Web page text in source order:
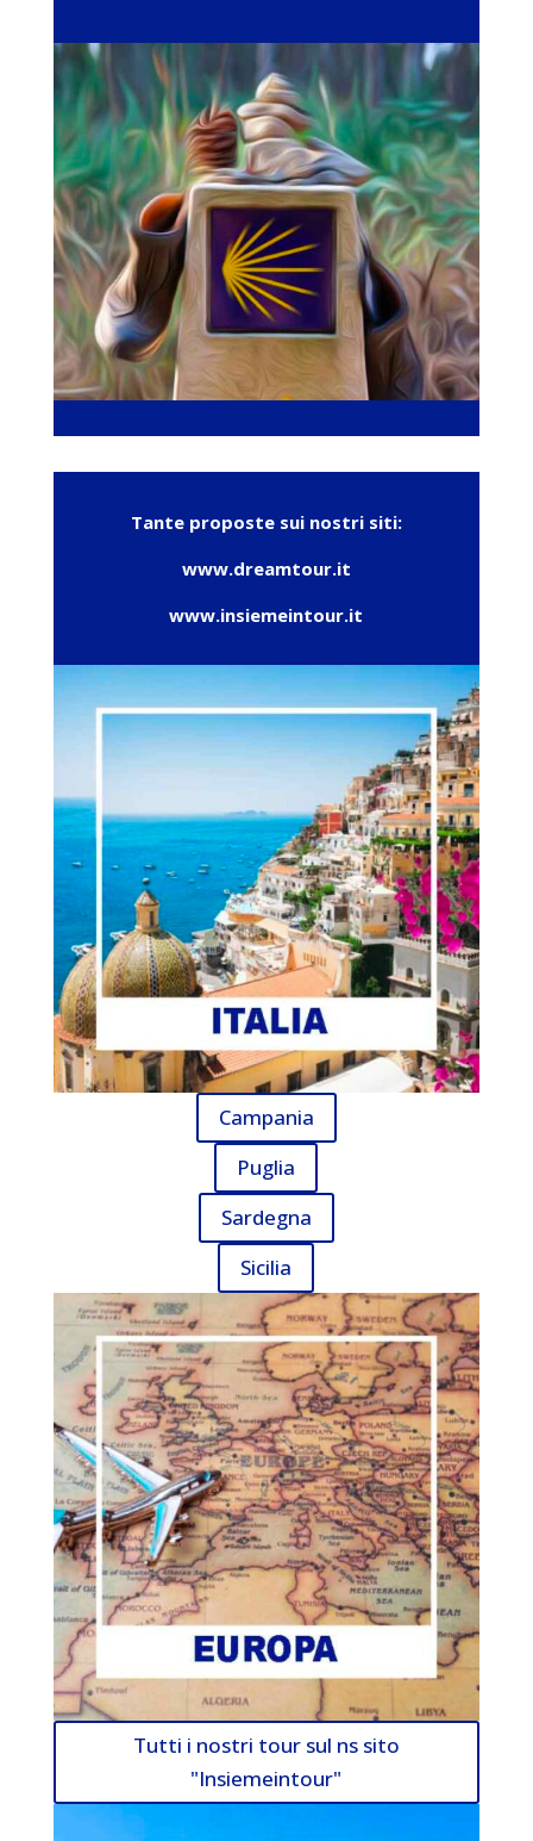
Tante proposte sui nostri siti:
www.dreamtour.it
www.insiemeintour.it
Campania
Puglia
Sardegna
Sicilia
Tutti i nostri tour sul ns sito
"Insiemeintour"